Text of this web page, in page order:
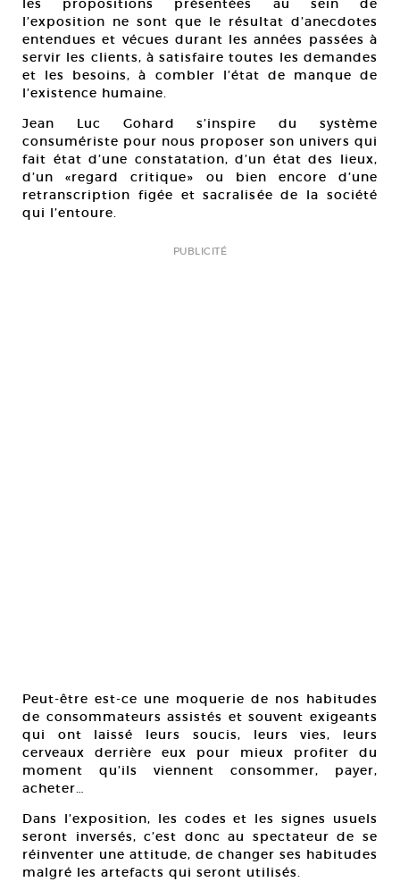
les propositions présentées au sein de
l’exposition ne sont que le résultat d’anecdotes
entendues et vécues durant les années passées à
servir les clients, à satisfaire toutes les demandes
et les besoins, à combler l’état de manque de
l’existence humaine.
Jean Luc Gohard s’inspire du système
consumériste pour nous proposer son univers qui
fait état d’une constatation, d’un état des lieux,
d’un «regard critique» ou bien encore d’une
retranscription figée et sacralisée de la société
qui l’entoure.
PUBLICITÉ
Peut-être est-ce une moquerie de nos habitudes
de consommateurs assistés et souvent exigeants
qui ont laissé leurs soucis, leurs vies, leurs
cerveaux derrière eux pour mieux profiter du
moment qu’ils viennent consommer, payer,
acheter…
Dans l’exposition, les codes et les signes usuels
seront inversés, c’est donc au spectateur de se
réinventer une attitude, de changer ses habitudes
malgré les artefacts qui seront utilisés.